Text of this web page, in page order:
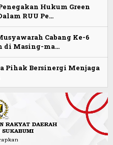
Hukum Green
RUU Pe…
Cabang Ke-6
di Masing-ma…
Pihak Bersinergi Menjaga